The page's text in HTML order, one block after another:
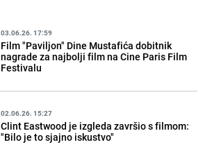
03.06.26. 17:59
Film "Paviljon" Dine Mustafića dobitnik
nagrade za najbolji film na Cine Paris Film
Festivalu
02.06.26. 15:27
Clint Eastwood je izgleda završio s filmom:
"Bilo je to sjajno iskustvo"